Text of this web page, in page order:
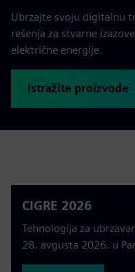
Ubrzajte svoju digitalnu
rešenja za stvarne
električne energije.
Istražite proizvode
CIGRE 2026
Tehnologija za
28. avgusta 2026. u